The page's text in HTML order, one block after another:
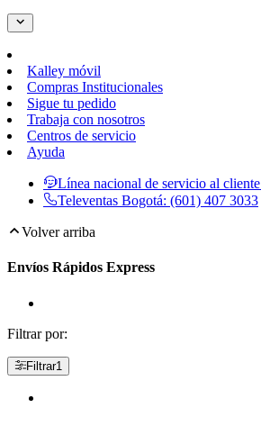
Kalley móvil
Compras Institucionales
Sigue tu pedido
Trabaja con nosotros
Centros de servicio
Ayuda
Línea nacional de servicio al cliente
Televentas Bogotá: (601) 407 3033
Volver arriba
Envíos Rápidos Express
Filtrar por:
Filtrar1